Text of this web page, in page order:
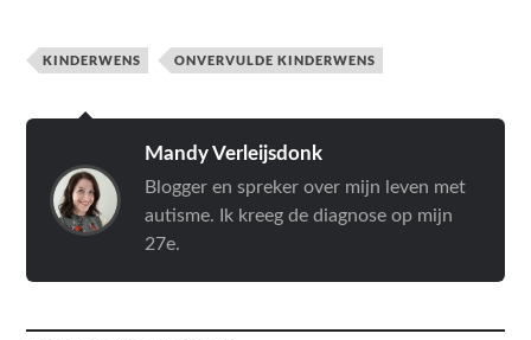
KINDERWENS ONVERVULDE KINDERWENS
Mandy Verleijsdonk
Blogger en spreker over mijn leven met
autisme. Ik kreeg de diagnose op mijn
27e.